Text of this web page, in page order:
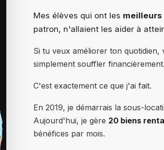
Mes élèves qui ont les
patron, n'allaient les aider à
Si tu veux améliorer ton
simplement souffler
C'est exactement ce que j'ai fait.
En 2019, je démarrais la sous-
Aujourd'hui, je gère 20 biens
bénéfices par mois.